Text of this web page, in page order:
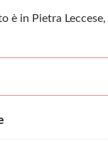
è in Pietra